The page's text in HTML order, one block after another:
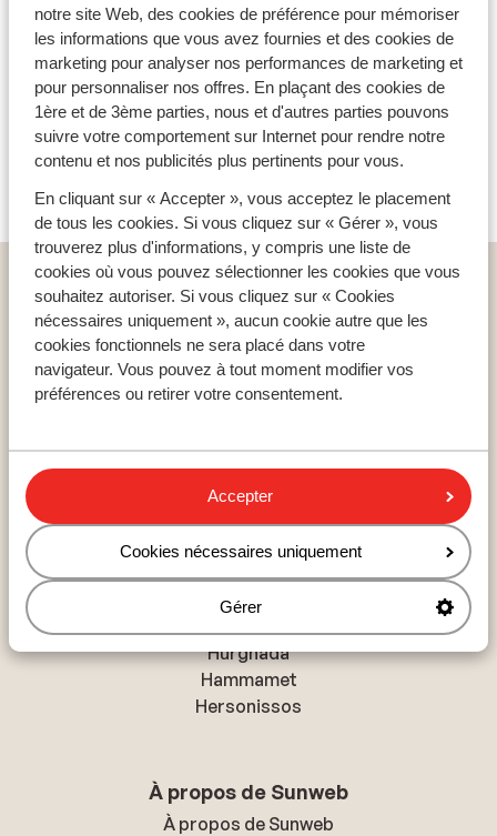
notre site Web, des cookies de préférence pour mémoriser
les informations que vous avez fournies et des cookies de
marketing pour analyser nos performances de marketing et
pour personnaliser nos offres. En plaçant des cookies de
1ère et de 3ème parties, nous et d'autres parties pouvons
suivre votre comportement sur Internet pour rendre notre
contenu et nos publicités plus pertinents pour vous.
En cliquant sur « Accepter », vous acceptez le placement
de tous les cookies. Si vous cliquez sur « Gérer », vous
trouverez plus d'informations, y compris une liste de
cookies où vous pouvez sélectionner les cookies que vous
souhaitez autoriser. Si vous cliquez sur « Cookies
nécessaires uniquement », aucun cookie autre que les
cookies fonctionnels ne sera placé dans votre
navigateur. Vous pouvez à tout moment modifier vos
préférences ou retirer votre consentement.
Accepter
Cookies nécessaires uniquement
Gérer
Pays populaires
Espagne
Égypte
Tunisie
Régions populaires
Lanzarote
Destinations populaires
Hurghada
Hammamet
Hersonissos
À propos de Sunweb
À propos de Sunweb